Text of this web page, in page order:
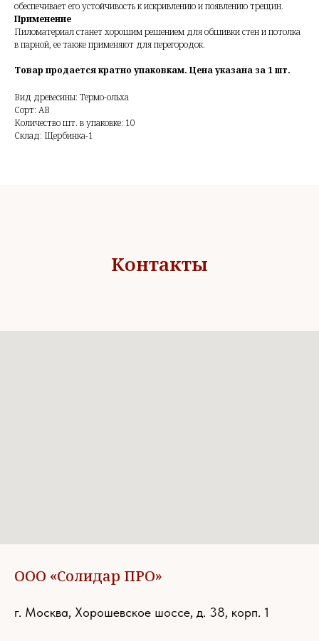
обеспечивает его устойчивость к искривлению и появлению трещин.
Применение
Пиломатериал станет хорошим решением для обшивки стен и потолка
в парной, ее также применяют для перегородок.
Товар продается кратно упаковкам. Цена указана за 1 шт.
Вид древесины: Термо-ольха
Сорт: АВ
Количество шт. в упаковке: 10
Склад: Щербинка-1
Контакты
ООО «Солидар ПРО»
г. Москва, Хорошевское шоссе, д. 38, корп. 1